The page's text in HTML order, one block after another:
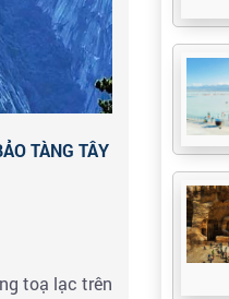
sau là quảng
các món ăn
An
TÀNG TÂY
toạ lạc trên